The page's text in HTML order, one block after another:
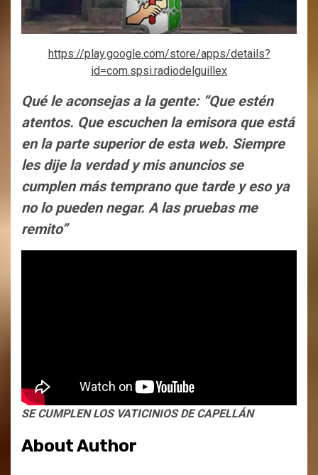
https://play.google.com/store/apps/details?
id=com.spsi.radiodelguillex
Qué le aconsejas a la gente: “Que estén
atentos. Que escuchen la emisora que está
en la parte superior de esta web. Siempre
les dije la verdad y mis anuncios se
cumplen más temprano que tarde y eso ya
no lo pueden negar. A las pruebas me
remito”
SE CUMPLEN LOS VATICINIOS DE CAPELLÁN
About Author